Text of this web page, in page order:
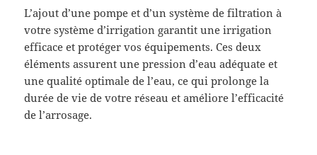
L’ajout d’une pompe et d’un système de filtration à
votre système d’irrigation garantit une irrigation
efficace et protéger vos équipements. Ces deux
éléments assurent une pression d’eau adéquate et
une qualité optimale de l’eau, ce qui prolonge la
durée de vie de votre réseau et améliore l’efficacité
de l’arrosage.